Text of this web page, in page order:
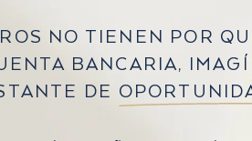
NO TIENEN POR
BANCARIA,
DE